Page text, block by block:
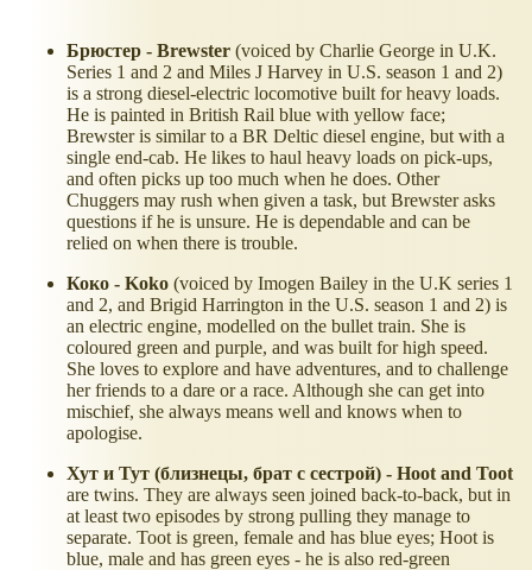
Брюстер - Brewster (voiced by Charlie George in U.K.
Series 1 and 2 and Miles J Harvey in U.S. season 1 and 2)
is a strong diesel-electric locomotive built for heavy loads.
He is painted in British Rail blue with yellow face;
Brewster is similar to a BR Deltic diesel engine, but with a
single end-cab. He likes to haul heavy loads on pick-ups,
and often picks up too much when he does. Other
Chuggers may rush when given a task, but Brewster asks
questions if he is unsure. He is dependable and can be
relied on when there is trouble.
Коко - Koko (voiced by Imogen Bailey in the U.K series 1
and 2, and Brigid Harrington in the U.S. season 1 and 2) is
an electric engine, modelled on the bullet train. She is
coloured green and purple, and was built for high speed.
She loves to explore and have adventures, and to challenge
her friends to a dare or a race. Although she can get into
mischief, she always means well and knows when to
apologise.
Хут и Тут (близнецы, брат с сестрой) - Hoot and Toot
are twins. They are always seen joined back-to-back, but in
at least two episodes by strong pulling they manage to
separate. Toot is green, female and has blue eyes; Hoot is
blue, male and has green eyes - he is also red-green